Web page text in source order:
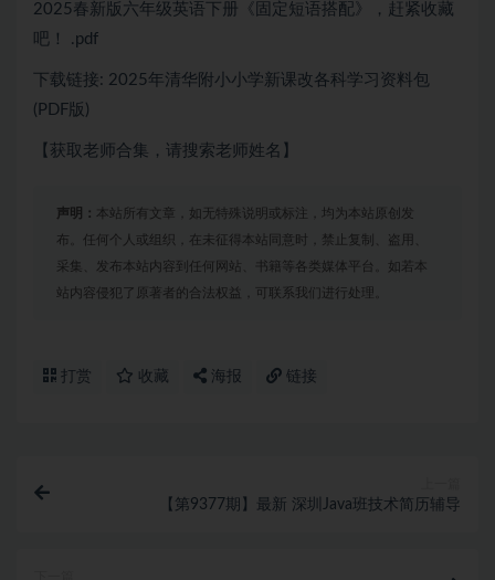
2025春新版六年级英语下册《固定短语搭配》，赶紧收藏
吧！ ​.pdf
下载链接: 2025年清华附小小学新课改各科学习资料包
(PDF版)
【获取老师合集，请搜索老师姓名】
声明： 本站所有文章，如无特殊说明或标注，均为本站原创发
布。任何个人或组织，在未征得本站同意时，禁止复制、盗用、
采集、发布本站内容到任何网站、书籍等各类媒体平台。如若本
站内容侵犯了原著者的合法权益，可联系我们进行处理。
打赏 收藏 海报 链接
【第9377期】最新 深圳Java班技术简历辅导